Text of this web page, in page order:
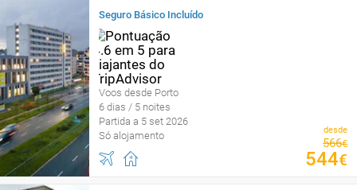
Seguro Básico Incluído
Voos desde Porto
6 dias / 5 noites
Partida a 5 set 2026
Só alojamento
desde
566€
544€